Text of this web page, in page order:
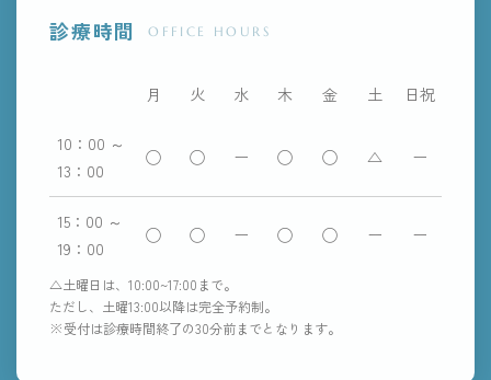
診療時間 OFFICE HOURS
月 火 水 木 金 土 日祝
10：00 ～
13：00
◯ ◯ ー ◯ ◯ △ ー
15：00 ～
19：00
◯ ◯ ー ◯ ◯ ー ー
△土曜日は、10:00~17:00まで。
ただし、土曜13:00以降は完全予約制。
※受付は診療時間終了の30分前までとなります。